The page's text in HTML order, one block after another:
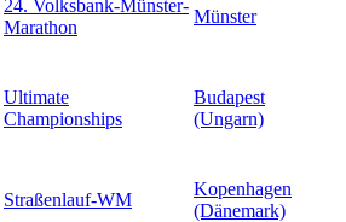
24. Volksbank-Münster-
Marathon
Münster
Ultimate
Championships
Budapest
(Ungarn)
Straßenlauf-WM
Kopenhagen
(Dänemark)